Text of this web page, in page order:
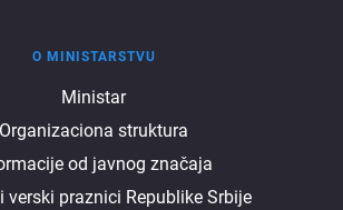
O MINISTARSTVU
Ministar
Organizaciona struktura
od javnog značaja
verski praznici Republike Srbije